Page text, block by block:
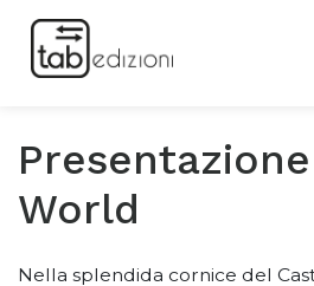
World
Nella splendida cornice del